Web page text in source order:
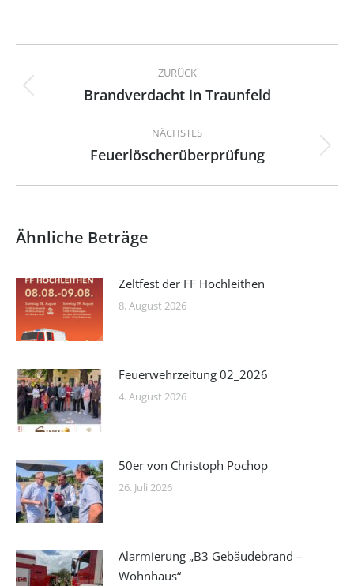
Kommentarnavigation
ZURÜCK
Vorheriger
Brandverdacht in Traunfeld
NÄCHSTES
Nächster
Feuerlöscherüberprüfung
Ähnliche Beträge
Zeltfest der FF Hochleithen
8. August 2026
Feuerwehrzeitung 02_2026
4. August 2026
50er von Christoph Pochop
26. Juli 2026
Alarmierung „B3 Gebäudebrand –
Wohnhaus“